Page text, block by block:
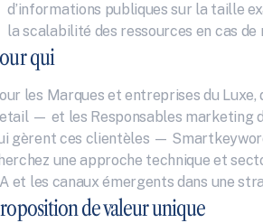
d’informations publiques sur la taille
la scalabilité des ressources en cas de
qui
les Marques et entreprises du Luxe,
— et les Responsables marketing
gèrent ces clientèles —
une approche technique et
et les canaux émergents dans une
de valeur unique